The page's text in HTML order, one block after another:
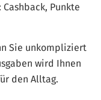
Punkte
Sie unkompliziert
wird Ihnen
den Alltag.